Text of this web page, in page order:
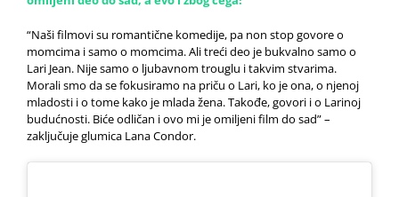
“Naši filmovi su romantične komedije, pa non stop govore o
momcima i samo o momcima. Ali treći deo je bukvalno samo o
Lari Jean. Nije samo o ljubavnom trouglu i takvim stvarima.
Morali smo da se fokusiramo na priču o Lari, ko je ona, o njenoj
mladosti i o tome kako je mlada žena. Takođe, govori i o Larinoj
budućnosti. Biće odličan i ovo mi je omiljeni film do sad” –
zaključuje glumica Lana Condor.